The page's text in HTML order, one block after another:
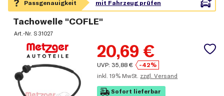
Tachowelle "COFLE"
Art.-Nr.S 31027
20,69 €
UVP: 35,88 €
-42%
inkl. 19% MwSt. zzgl. Versand
Sofort lieferbar